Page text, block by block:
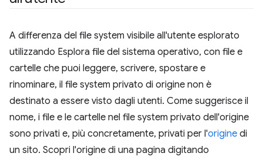
A differenza del file system visibile all'utente esplorato
utilizzando Esplora file del sistema operativo, con file e
cartelle che puoi leggere, scrivere, spostare e
rinominare, il file system privato di origine non è
destinato a essere visto dagli utenti. Come suggerisce il
nome, i file e le cartelle nel file system privato dell'origine
sono privati e, più concretamente, privati per l'origine di
un sito. Scopri l'origine di una pagina digitando